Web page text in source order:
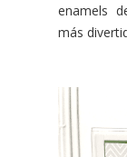
enamels
más